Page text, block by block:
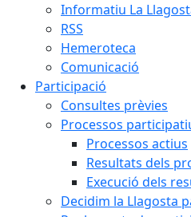
Informatiu La
RSS
Hemeroteca
Comunicació
Participació
Consultes prèvies
Processos
Processos actius
Resultats dels
Execució dels
Decidim la Llagosta